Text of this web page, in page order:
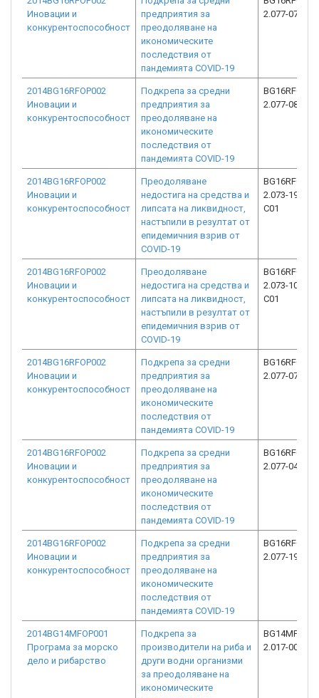
Иновации и
конкурентоспособност
предприятия за
преодоляване на
икономическите
последствия от
пандемията COVID-19
2.077-0773-
2014BG16RFOP002
Иновации и
конкурентоспособност
Подкрепа за средни
предприятия за
преодоляване на
икономическите
последствия от
пандемията COVID-19
2.077-0823-
2014BG16RFOP002
Иновации и
конкурентоспособност
Преодоляване
недостига на средства и
липсата на ликвидност,
настъпили в резултат от
епидемичния взрив от
COVID-19
2.073-19837-
C01
2014BG16RFOP002
Иновации и
конкурентоспособност
Преодоляване
недостига на средства и
липсата на ликвидност,
настъпили в резултат от
епидемичния взрив от
COVID-19
2.073-10425-
C01
2014BG16RFOP002
Иновации и
конкурентоспособност
Подкрепа за средни
предприятия за
преодоляване на
икономическите
последствия от
пандемията COVID-19
2.077-0760-
2014BG16RFOP002
Иновации и
конкурентоспособност
Подкрепа за средни
предприятия за
преодоляване на
икономическите
последствия от
пандемията COVID-19
2.077-0498-
2014BG16RFOP002
Иновации и
конкурентоспособност
Подкрепа за средни
предприятия за
преодоляване на
икономическите
последствия от
пандемията COVID-19
2.077-1931-
2014BG14MFOP001
Програма за морско
дело и рибарство
Подкрепа за
производители на риба и
други водни организми
за преодоляване на
икономическите
2.017-0028-